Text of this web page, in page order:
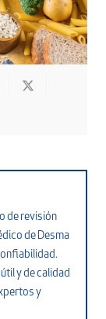
de revisión
de Desma
y de calidad
y